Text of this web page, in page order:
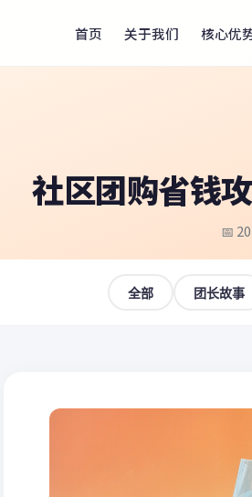
首页 关于我们 核心优
社区团购省钱
📅
全部 团长故事